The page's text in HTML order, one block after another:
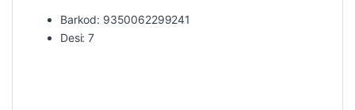
Barkod: 9350062299241
Desi: 7